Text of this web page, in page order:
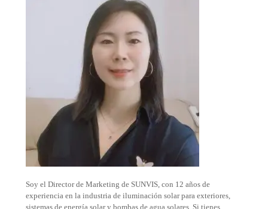
Soy el Director de Marketing de SUNVIS, con 12 años de
experiencia en la industria de iluminación solar para exteriores,
sistemas de energía solar y bombas de agua solares. Si tienes